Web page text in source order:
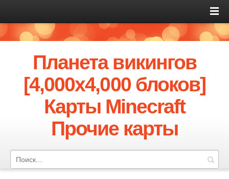
Планета викингов
[4,000x4,000 блоков]
Карты Minecraft
Прочие карты